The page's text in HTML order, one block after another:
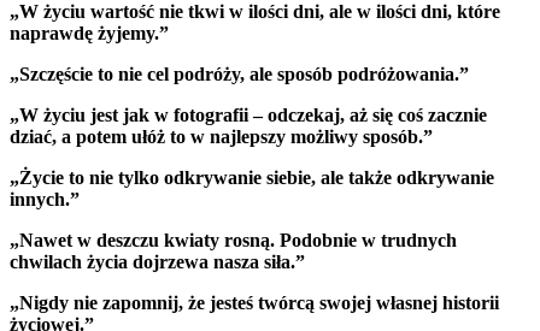
„W życiu wartość nie tkwi w ilości dni, ale w ilości dni, które
naprawdę żyjemy.”
„Szczęście to nie cel podróży, ale sposób podróżowania.”
„W życiu jest jak w fotografii – odczekaj, aż się coś zacznie
dziać, a potem ułóż to w najlepszy możliwy sposób.”
„Życie to nie tylko odkrywanie siebie, ale także odkrywanie
innych.”
„Nawet w deszczu kwiaty rosną. Podobnie w trudnych
chwilach życia dojrzewa nasza siła.”
„Nigdy nie zapomnij, że jesteś twórcą swojej własnej historii
życiowej.”